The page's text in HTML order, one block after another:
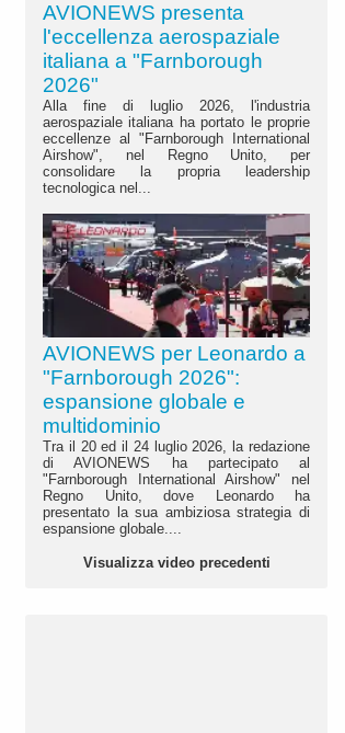
AVIONEWS presenta
l'eccellenza aerospaziale
italiana a "Farnborough
2026"
Alla fine di luglio 2026, l'industria
aerospaziale italiana ha portato le proprie
eccellenze al "Farnborough International
Airshow", nel Regno Unito, per
consolidare la propria leadership
tecnologica nel...
AVIONEWS per Leonardo a
"Farnborough 2026":
espansione globale e
multidominio
Tra il 20 ed il 24 luglio 2026, la redazione
di AVIONEWS ha partecipato al
"Farnborough International Airshow" nel
Regno Unito, dove Leonardo ha
presentato la sua ambiziosa strategia di
espansione globale....
Visualizza video precedenti